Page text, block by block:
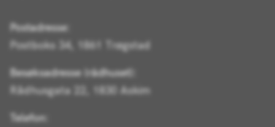
Postadresse:
Postboks 34, 1861 Trøgstad
Besøksadresse (rådhuset):
Rådhusgata 22, 1830 Askim
Telefon: